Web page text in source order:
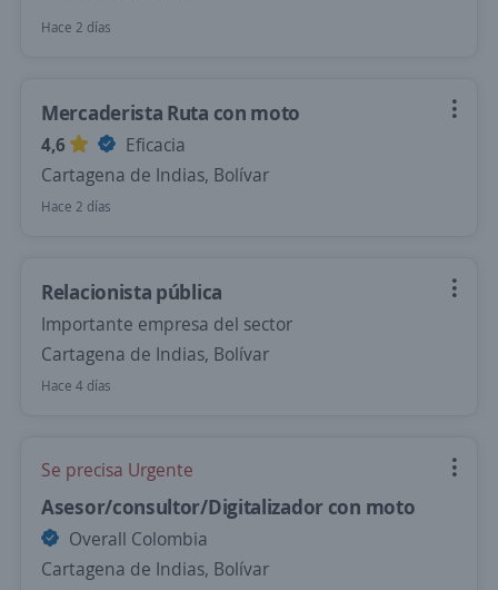
Hace 2 días
Mercaderista Ruta con moto
4,6
Eficacia
Cartagena de Indias, Bolívar
Hace 2 días
Relacionista pública
Importante empresa del sector
Cartagena de Indias, Bolívar
Hace 4 días
Se precisa Urgente
Asesor/consultor/Digitalizador con moto
Overall Colombia
Cartagena de Indias, Bolívar